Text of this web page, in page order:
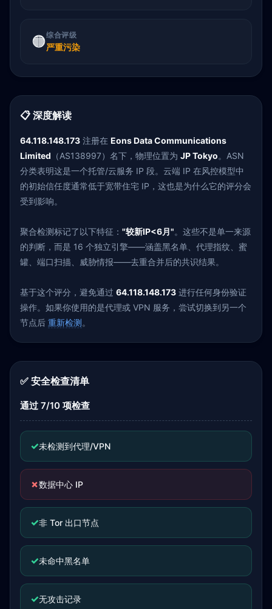
🟠综合评级
严重污染
📋 深度解读
64.118.148.173 注册在 Eons Data Communications
Limited （AS138997）名下，物理位置为 JP Tokyo。ASN
分类表明这是一个托管/云服务 IP 段。云端 IP 在风控模型中
的初始信任度通常低于宽带住宅 IP，这也是为什么它的评分会
受到影响。
聚合检测标记了以下特征： "较新IP<6月"。这些不是单一来源
的判断，而是 16 个独立引擎——涵盖黑名单、代理指纹、蜜
罐、端口扫描、威胁情报——去重合并后的共识结果。
基于这个评分，避免通过 64.118.148.173 进行任何身份验证
操作。如果你使用的是代理或 VPN 服务，尝试切换到另一个
节点后 重新检测。
✅ 安全检查清单
通过 7/10 项检查
✓未检测到代理/VPN
✗数据中心 IP
✓非 Tor 出口节点
✓未命中黑名单
✓无攻击记录